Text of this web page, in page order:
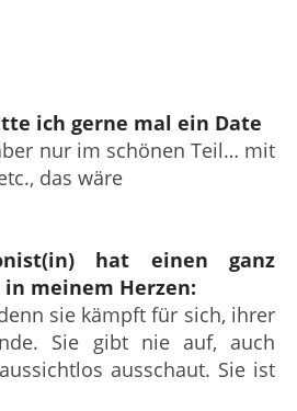
ich gerne mal ein Date
nur im schönen Teil… mit
das wäre
hat einen ganz
meinem Herzen:
sie kämpft für sich, ihrer
Sie gibt nie auf, auch
ausschaut. Sie ist